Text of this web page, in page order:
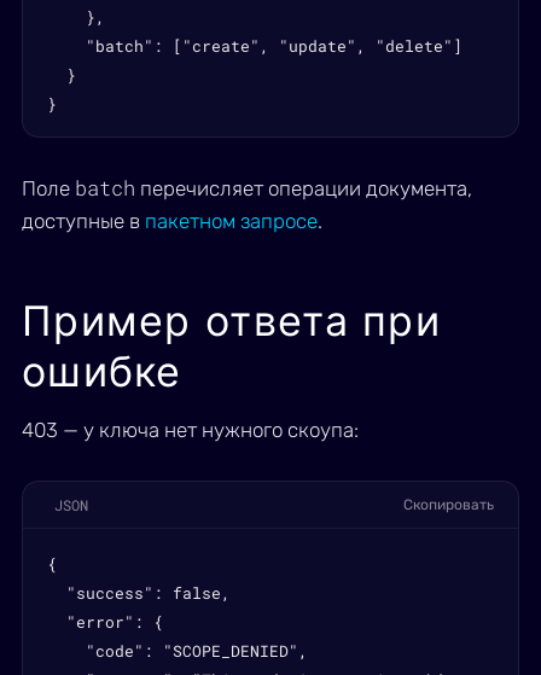
    },
    "batch": ["create", "update", "delete"]
  }
}
Поле batch перечисляет операции документа,
доступные в пакетном запросе.
Пример ответа при
ошибке
403 — у ключа нет нужного скоупа:
JSON Скопировать
{
  "success": false,
  "error": {
    "code": "SCOPE_DENIED",